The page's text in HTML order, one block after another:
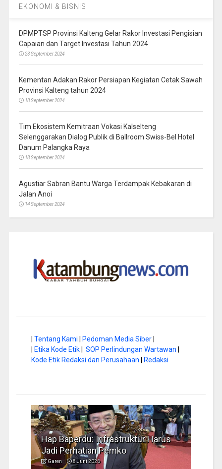
EKONOMI & BISNIS
DPMPTSP Provinsi Kalteng Gelar Rakor Investasi Pengisian
Capaian dan Target Investasi Tahun 2024
23 September 2024
Kementan Adakan Rakor Persiapan Kegiatan Cetak Sawah
Provinsi Kalteng tahun 2024
18 September 2024
Tim Ekosistem Kemitraan Vokasi Kalselteng
Selenggarakan Dialog Publik di Ballroom Swiss-Bel Hotel
Danum Palangka Raya
18 September 2024
Agustiar Sabran Bantu Warga Terdampak Kebakaran di
Jalan Anoi
14 September 2024
Tentang Kami Pedoman Media Siber|
Etika Kode Etik| SOP Perlindungan Wartawan
Kode Etik Redaksi dan Perusahaan
Redaksi
Hap Baperdu: Infrastruktur Harus
Jadi Perhatian Pemko
Garen 8 Juni 2026